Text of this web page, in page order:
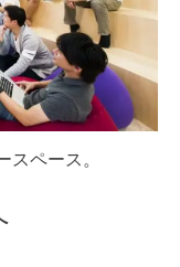
スペース。